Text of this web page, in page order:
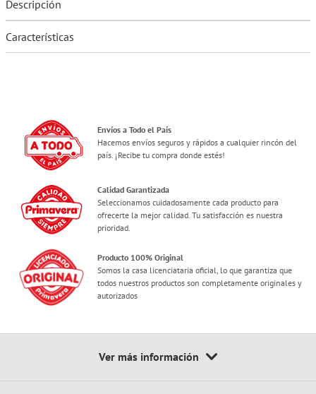
Descripción
Características
Envíos a Todo el País
Hacemos envíos seguros y rápidos a cualquier rincón del
país. ¡Recibe tu compra donde estés!
Calidad Garantizada
Seleccionamos cuidadosamente cada producto para
ofrecerte la mejor calidad. Tu satisfacción es nuestra
prioridad.
Producto 100% Original
Somos la casa licenciataria oficial, lo que garantiza que
todos nuestros productos son completamente originales y
autorizados